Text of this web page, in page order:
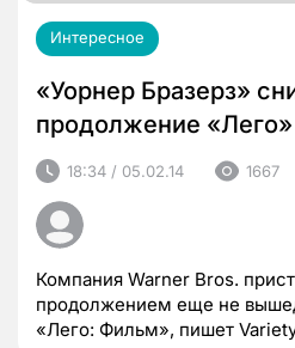
Интересное
«Уорнер Бразерз»
продолжение «Лего»
18:34 / 05.02.14 1667
Компания Warner Bros.
продолжением еще не
«Лего: Фильм», пишет